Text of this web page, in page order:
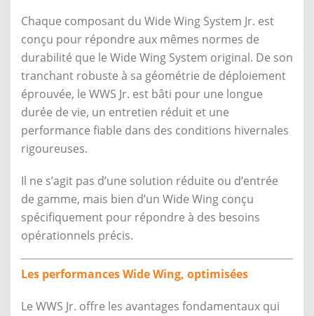
Chaque composant du Wide Wing System Jr. est
conçu pour répondre aux mêmes normes de
durabilité que le Wide Wing System original. De son
tranchant robuste à sa géométrie de déploiement
éprouvée, le WWS Jr. est bâti pour une longue
durée de vie, un entretien réduit et une
performance fiable dans des conditions hivernales
rigoureuses.
Il ne s’agit pas d’une solution réduite ou d’entrée
de gamme, mais bien d’un Wide Wing conçu
spécifiquement pour répondre à des besoins
opérationnels précis.
Les performances Wide Wing, optimisées
Le WWS Jr. offre les avantages fondamentaux qui